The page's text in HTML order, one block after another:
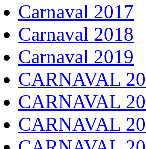
Carnaval 2017
Carnaval 2018
Carnaval 2019
CARNAVAL
CARNAVAL
CARNAVAL